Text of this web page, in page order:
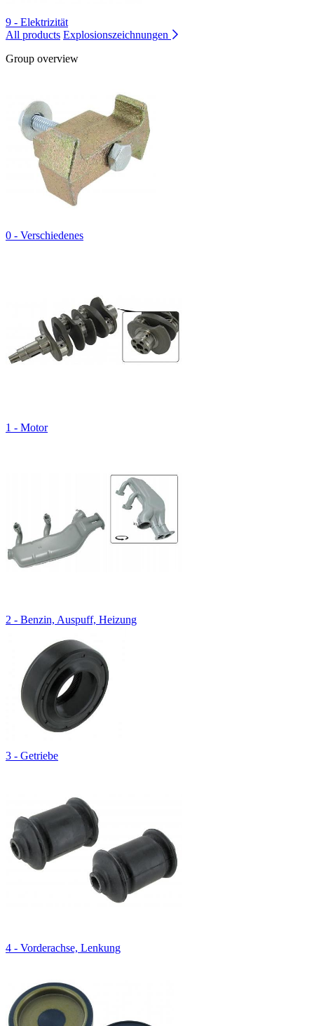
9 - Elektrizität
All products Explosionszeichnungen
Group overview
0 - Verschiedenes
1 - Motor
2 - Benzin, Auspuff, Heizung
3 - Getriebe
4 - Vorderachse, Lenkung